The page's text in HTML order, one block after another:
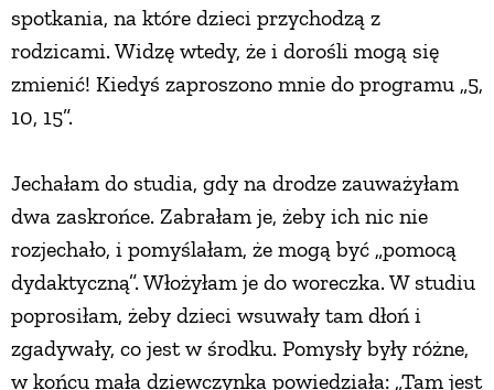
spotkania, na które dzieci przychodzą z
rodzicami. Widzę wtedy, że i dorośli mogą się
zmienić! Kiedyś zaproszono mnie do programu „5,
10, 15”.
Jechałam do studia, gdy na drodze zauważyłam
dwa zaskrońce. Zabrałam je, żeby ich nic nie
rozjechało, i pomyślałam, że mogą być „pomocą
dydaktyczną”. Włożyłam je do woreczka. W studiu
poprosiłam, żeby dzieci wsuwały tam dłoń i
zgadywały, co jest w środku. Pomysły były różne,
w końcu mała dziewczynka powiedziała: „Tam jest